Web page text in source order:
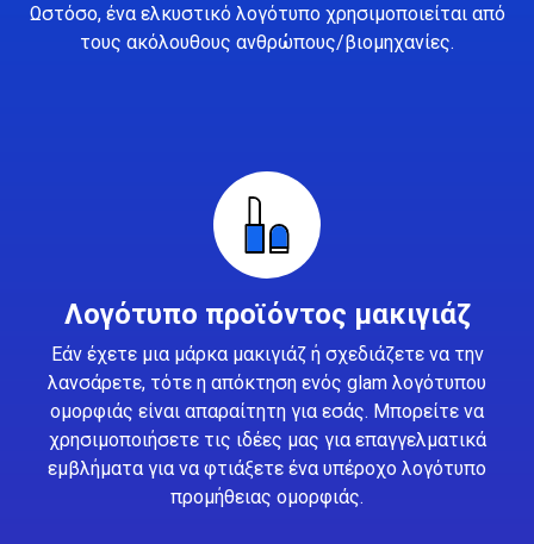
Ωστόσο, ένα ελκυστικό λογότυπο χρησιμοποιείται από
τους ακόλουθους ανθρώπους/βιομηχανίες.
Λογότυπο προϊόντος μακιγιάζ
Εάν έχετε μια μάρκα μακιγιάζ ή σχεδιάζετε να την
λανσάρετε, τότε η απόκτηση ενός glam λογότυπου
ομορφιάς είναι απαραίτητη για εσάς. Μπορείτε να
χρησιμοποιήσετε τις ιδέες μας για επαγγελματικά
εμβλήματα για να φτιάξετε ένα υπέροχο λογότυπο
προμήθειας ομορφιάς.